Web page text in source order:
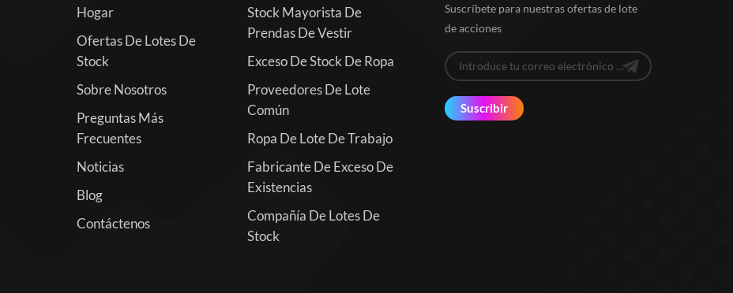
Hogar
Ofertas De Lotes De
Stock
Sobre Nosotros
Preguntas Más
Frecuentes
Noticias
Blog
Contáctenos
Stock Mayorista De
Prendas De Vestir
Exceso De Stock De Ropa
Proveedores De Lote
Común
Ropa De Lote De Trabajo
Fabricante De Exceso De
Existencias
Compañía De Lotes De
Stock
Suscríbete para nuestras ofertas de lote
de acciones
Suscribir